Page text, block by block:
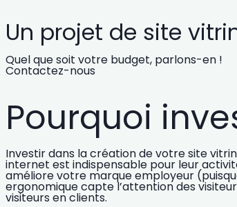
Un projet de site
Quel que soit votre budget, parlons-en !
Contactez-nous
Pourquoi
Investir dans la création de votre site
internet est indispensable pour leur
améliore votre marque employeur
ergonomique capte l’attention des
visiteurs en clients.